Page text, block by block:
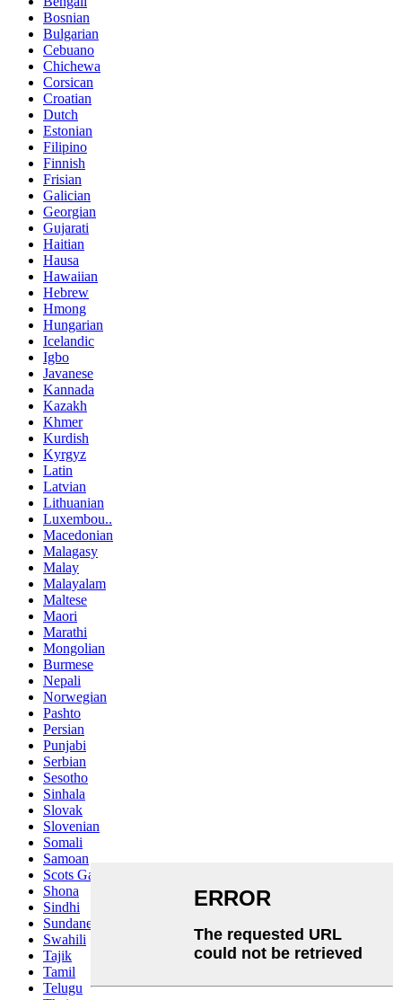
Bosnian
Bulgarian
Cebuano
Chichewa
Corsican
Croatian
Dutch
Estonian
Filipino
Finnish
Frisian
Galician
Georgian
Gujarati
Haitian
Hausa
Hawaiian
Hebrew
Hmong
Hungarian
Icelandic
Igbo
Javanese
Kannada
Kazakh
Khmer
Kurdish
Kyrgyz
Latin
Latvian
Lithuanian
Luxembou..
Macedonian
Malagasy
Malay
Malayalam
Maltese
Maori
Marathi
Mongolian
Burmese
Nepali
Norwegian
Pashto
Persian
Punjabi
Serbian
Sesotho
Sinhala
Slovak
Slovenian
Somali
Samoan
Scots Gaelic
Shona
Sindhi
Sundanese
Swahili
Tajik
Tamil
Telugu